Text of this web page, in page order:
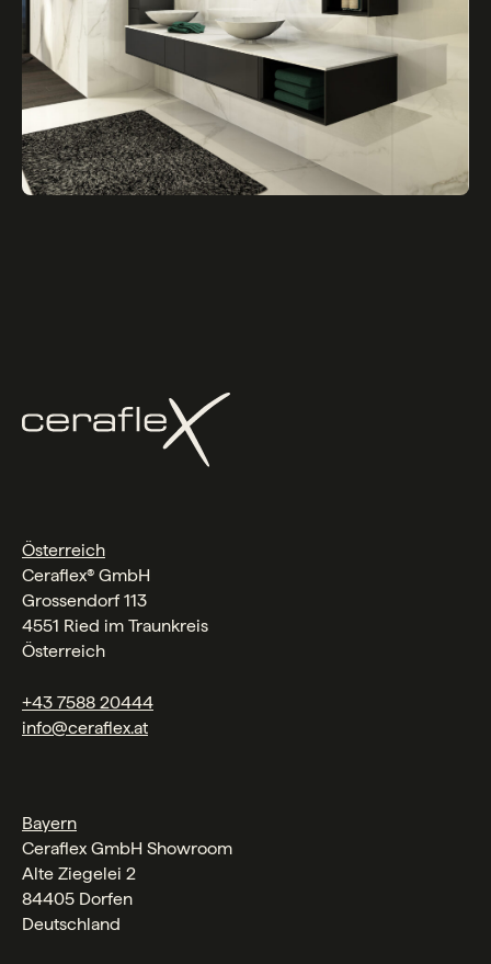
Österreich
Ceraflex® GmbH
Grossendorf 113
4551 Ried im Traunkreis
Österreich
+43 7588 20444
info@ceraflex.at
Bayern
Ceraflex GmbH Showroom
Alte Ziegelei 2
84405 Dorfen
Deutschland